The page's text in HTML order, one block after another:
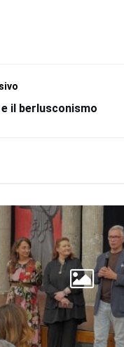
il berlusconismo